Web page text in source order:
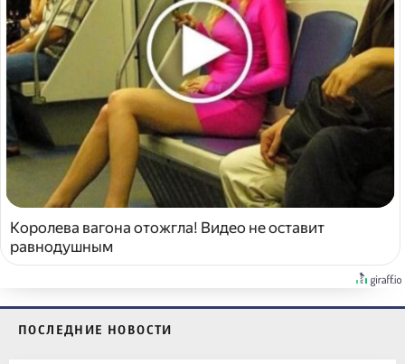
Королева вагона отожгла! Видео не оставит
равнодушным
ПОСЛЕДНИЕ НОВОСТИ